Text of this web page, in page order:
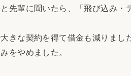
先輩に聞いたら、「飛び込み・
きな契約を得て借金も減りまし
をやめました。